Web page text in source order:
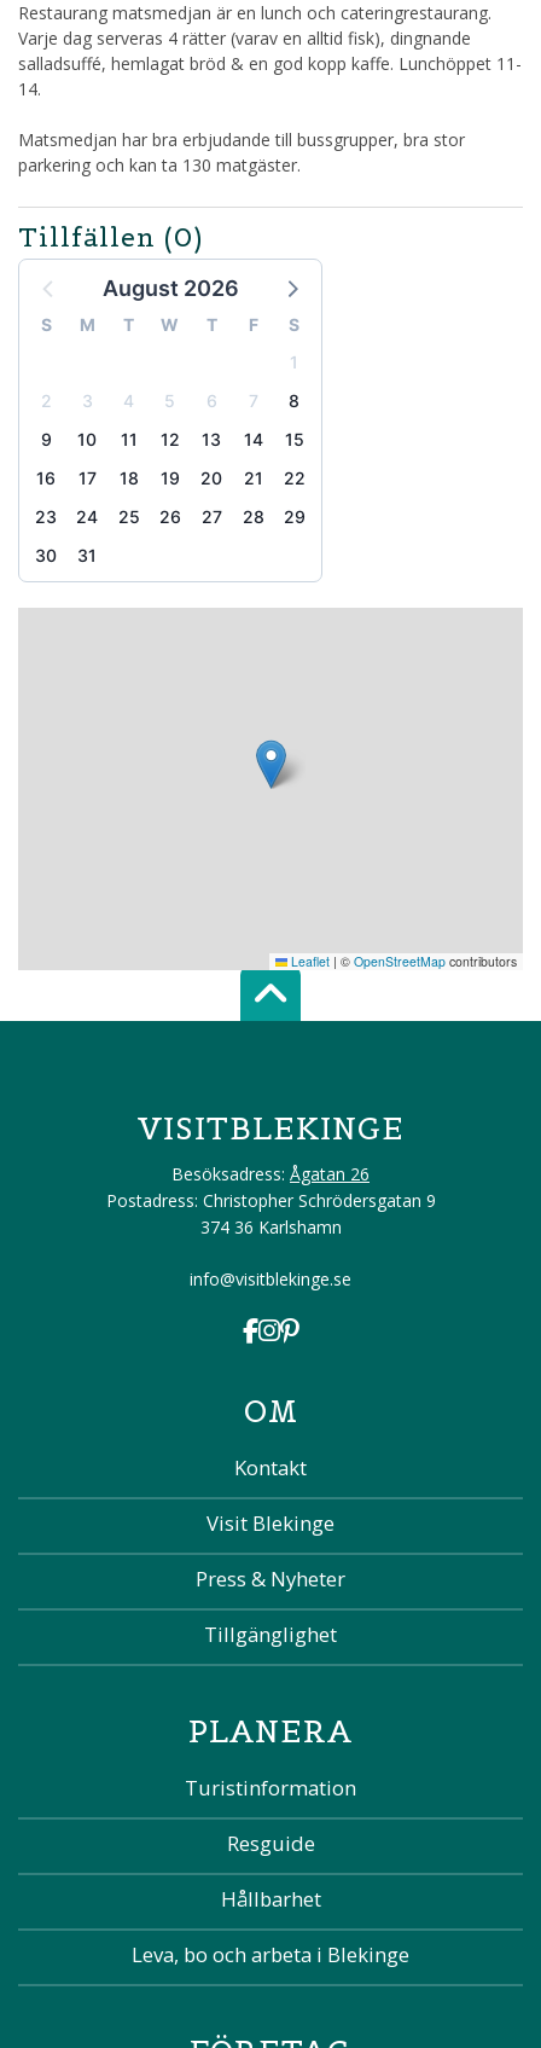
Restaurang matsmedjan är en lunch och cateringrestaurang.
Varje dag serveras 4 rätter (varav en alltid fisk), dingnande
salladsuffé, hemlagat bröd & en god kopp kaffe. Lunchöppet 11-
14.
Matsmedjan har bra erbjudande till bussgrupper, bra stor
parkering och kan ta 130 matgäster.
Tillfällen (0)
August 2026
S M T W T F
S
1
2
3 4 5 6 7
8
9
10 11 12 13 14
15
16
17 18 19 20 21
22
23
24 25 26 27 28
29
30
31
Leaflet | © OpenStreetMap contributors
Scroll top of
VISITBLEKINGE
Besöksadress: Ågatan 26
Postadress: Christopher Schrödersgatan 9
374 36 Karlshamn
info@visitblekinge.se
OM
Kontakt
Visit Blekinge
Press & Nyheter
Tillgänglighet
PLANERA
Turistinformation
Resguide
Hållbarhet
Leva, bo och arbeta i Blekinge